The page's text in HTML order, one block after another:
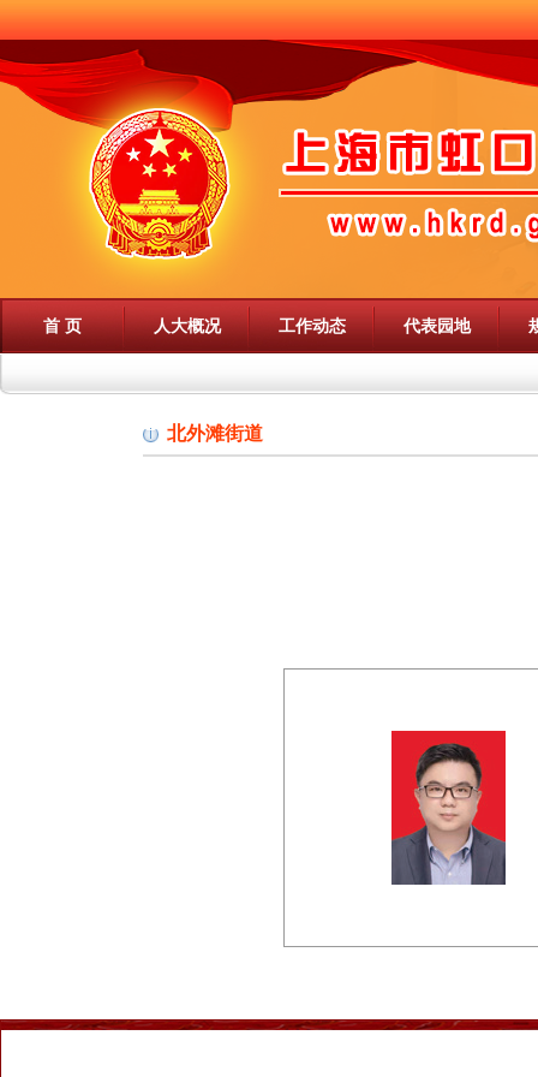
首 页 人大概况 工作动态 代表园地
北外滩街道